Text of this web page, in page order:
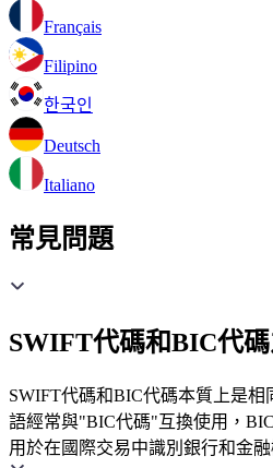
Français
Filipino
한국인
Deutsch
Italiano
常見問題
SWIFT代碼和BIC代
SWIFT代碼和BIC代碼本質上是
語經常與"BIC代碼"互換使用，
用於在國際交易中識別銀行和金融